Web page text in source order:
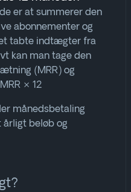
er at summerer den
abonnementer og
tabte indtægter fra
kan man tage den
(MRR) og
MRR × 12
månedsbetaling
beløb og